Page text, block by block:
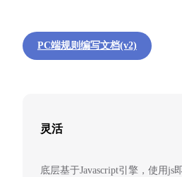
PC端规则编写文档(v2)
灵活
底层基于Javascript引擎，使用js